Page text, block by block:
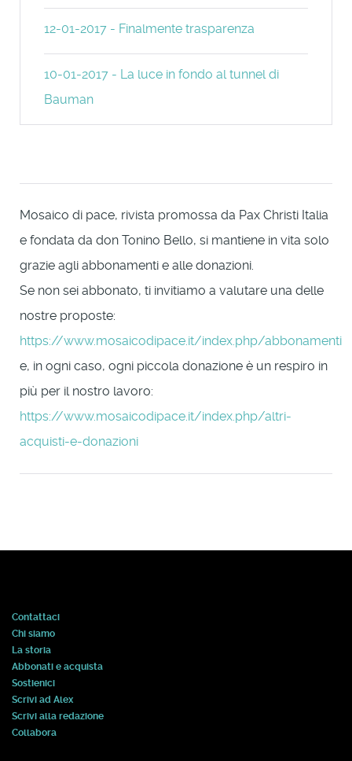
12-01-2017 - Finalmente trasparenza
10-01-2017 - La luce in fondo al tunnel di
Bauman
Mosaico di pace, rivista promossa da Pax Christi Italia
e fondata da don Tonino Bello, si mantiene in vita solo
grazie agli abbonamenti e alle donazioni.
Se non sei abbonato, ti invitiamo a valutare una delle
nostre proposte:
https://www.mosaicodipace.it/index.php/abbonamenti
e, in ogni caso, ogni piccola donazione è un respiro in
più per il nostro lavoro:
https://www.mosaicodipace.it/index.php/altri-
acquisti-e-donazioni
Contattaci
Chi siamo
La storia
Abbonati e acquista
Sostienici
Scrivi ad Alex
Scrivi alla redazione
Collabora